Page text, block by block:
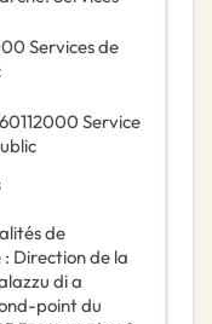
Services de
60112000 Service
de
Direction de la
di a
point du